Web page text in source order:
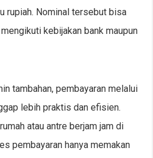
rupiah. Nominal tersebut bisa
kebijakan bank maupun
tambahan, pembayaran melalui
lebih praktis dan efisien.
atau antre berjam jam di
pembayaran hanya memakan